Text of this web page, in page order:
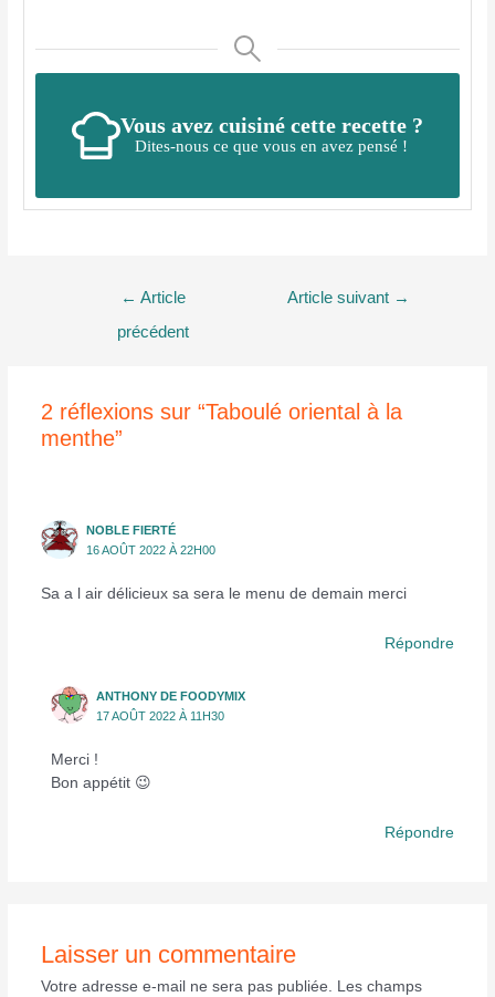
Vous avez cuisiné cette recette ?
Dites-nous ce que vous en avez pensé !
← Article
précédent
Article suivant →
2 réflexions sur “Taboulé oriental à la
menthe”
NOBLE FIERTÉ
16 AOÛT 2022 À 22H00
Sa a l air délicieux sa sera le menu de demain merci
Répondre
ANTHONY DE FOODYMIX
17 AOÛT 2022 À 11H30
Merci !
Bon appétit 😉
Répondre
Laisser un commentaire
Votre adresse e-mail ne sera pas publiée.
Les champs